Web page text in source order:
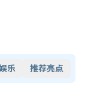
乐 推荐亮点